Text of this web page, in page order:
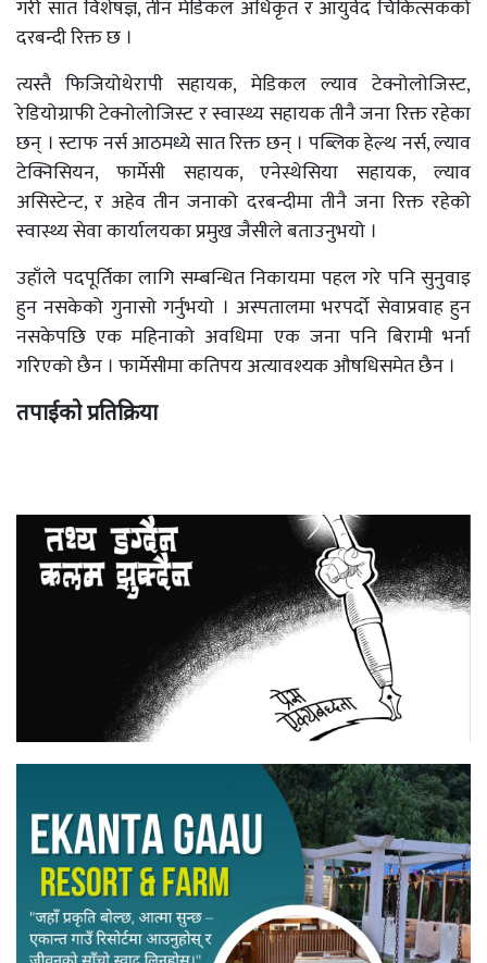
गरी सात विशेषज्ञ, तीन मेडिकल अधिकृत र आयुर्वेद चिकित्सकको
दरबन्दी रिक्त छ ।
त्यस्तै फिजियोथेरापी सहायक, मेडिकल ल्याव टेक्नोलोजिस्ट,
रेडियोग्राफी टेक्नोलोजिस्ट र स्वास्थ्य सहायक तीनै जना रिक्त रहेका
छन् । स्टाफ नर्स आठमध्ये सात रिक्त छन् । पब्लिक हेल्थ नर्स, ल्याव
टेक्निसियन, फार्मेसी सहायक, एनेस्थेसिया सहायक, ल्याव
असिस्टेन्ट, र अहेव तीन जनाको दरबन्दीमा तीनै जना रिक्त रहेको
स्वास्थ्य सेवा कार्यालयका प्रमुख जैसीले बताउनुभयो ।
उहाँले पदपूर्तिका लागि सम्बन्धित निकायमा पहल गरे पनि सुनुवाइ
हुन नसकेको गुनासो गर्नुभयो । अस्पतालमा भरपर्दो सेवाप्रवाह हुन
नसकेपछि एक महिनाको अवधिमा एक जना पनि बिरामी भर्ना
गरिएको छैन । फार्मेसीमा कतिपय अत्यावश्यक औषधिसमेत छैन ।
तपाईको प्रतिक्रिया